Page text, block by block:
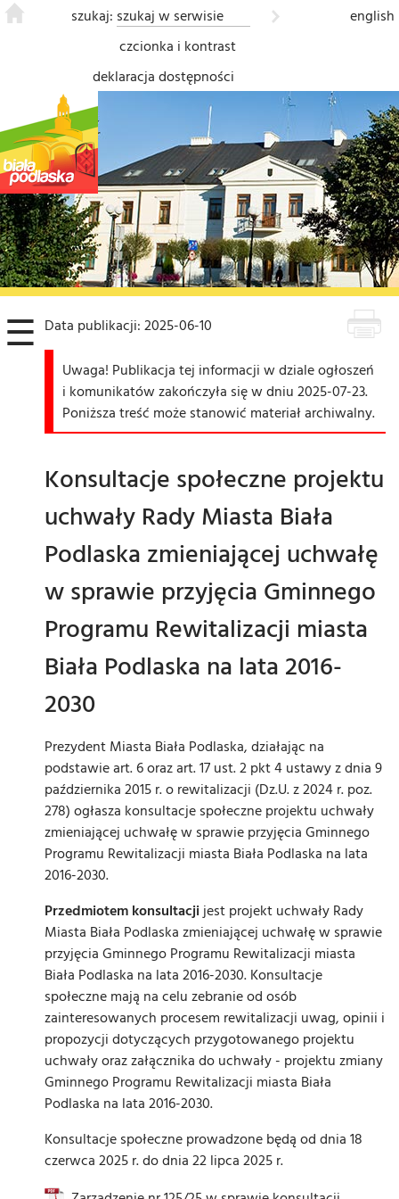
szukaj:
czcionka i kontrast
deklaracja dostępności
english
❮
☰ Data publikacji: 2025-06-10
Uwaga! Publikacja tej informacji w dziale ogłoszeń
i komunikatów zakończyła się w dniu 2025-07-23.
Poniższa treść może stanowić materiał archiwalny.
Konsultacje społeczne projektu
uchwały Rady Miasta Biała
Podlaska zmieniającej uchwałę
w sprawie przyjęcia Gminnego
Programu Rewitalizacji miasta
Biała Podlaska na lata 2016-
2030
Prezydent Miasta Biała Podlaska, działając na
podstawie art. 6 oraz art. 17 ust. 2 pkt 4 ustawy z dnia 9
października 2015 r. o rewitalizacji (Dz.U. z 2024 r. poz.
278) ogłasza konsultacje społeczne projektu uchwały
zmieniającej uchwałę w sprawie przyjęcia Gminnego
Programu Rewitalizacji miasta Biała Podlaska na lata
2016-2030.
Przedmiotem konsultacji jest projekt uchwały Rady
Miasta Biała Podlaska zmieniającej uchwałę w sprawie
przyjęcia Gminnego Programu Rewitalizacji miasta
Biała Podlaska na lata 2016-2030. Konsultacje
społeczne mają na celu zebranie od osób
zainteresowanych procesem rewitalizacji uwag, opinii i
propozycji dotyczących przygotowanego projektu
uchwały oraz załącznika do uchwały - projektu zmiany
Gminnego Programu Rewitalizacji miasta Biała
Podlaska na lata 2016-2030.
Konsultacje społeczne prowadzone będą od dnia 18
czerwca 2025 r. do dnia 22 lipca 2025 r.